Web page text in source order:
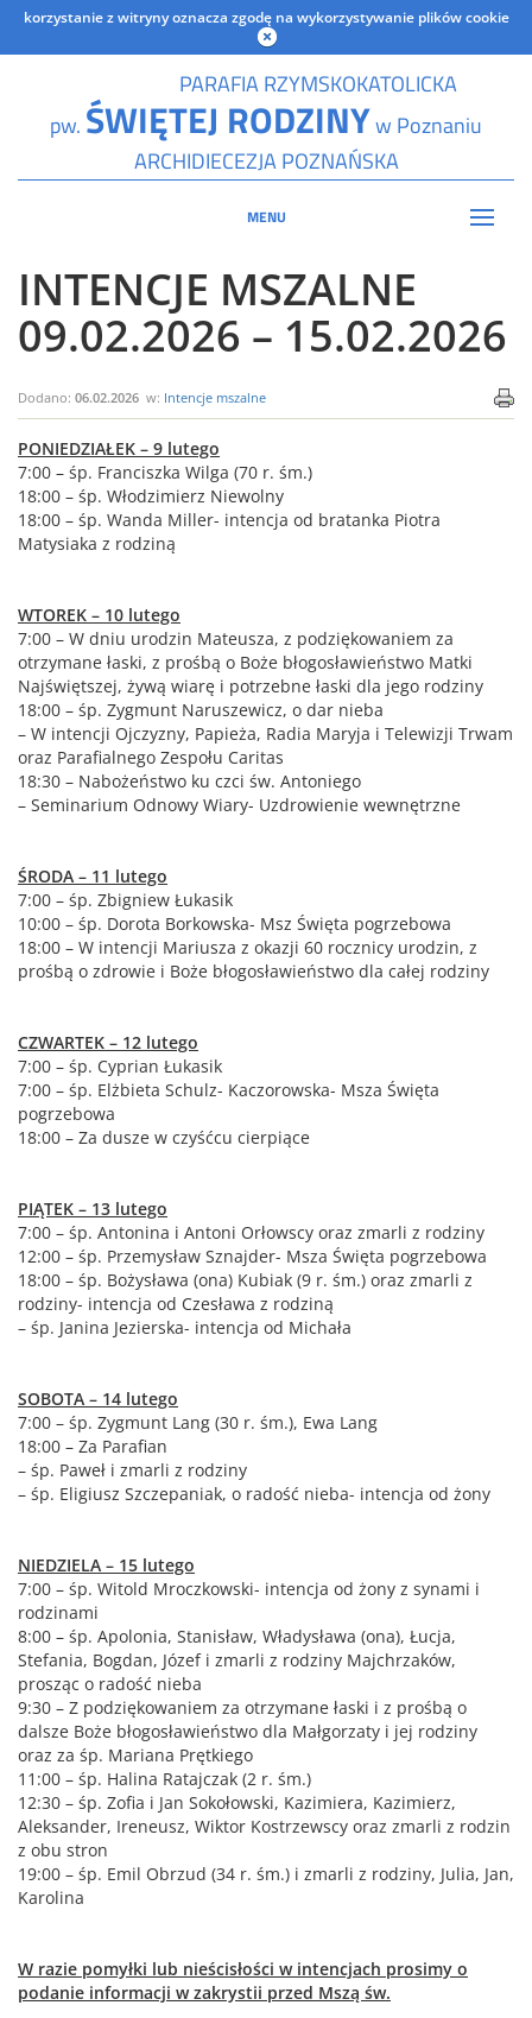
korzystanie z witryny oznacza zgodę na wykorzystywanie plików cookie
PARAFIA RZYMSKOKATOLICKA
pw. ŚWIĘTEJ RODZINYw Poznaniu
ARCHIDIECEZJA POZNAŃSKA
MENU
INTENCJE MSZALNE
09.02.2026 – 15.02.2026
Dodano: 06.02.2026 w: Intencje mszalne
PONIEDZIAŁEK – 9 lutego
7:00 – śp. Franciszka Wilga (70 r. śm.)
18:00 – śp. Włodzimierz Niewolny
18:00 – śp. Wanda Miller- intencja od bratanka Piotra
Matysiaka z rodziną
WTOREK – 10 lutego
7:00 – W dniu urodzin Mateusza, z podziękowaniem za
otrzymane łaski, z prośbą o Boże błogosławieństwo Matki
Najświętszej, żywą wiarę i potrzebne łaski dla jego rodziny
18:00 – śp. Zygmunt Naruszewicz, o dar nieba
– W intencji Ojczyzny, Papieża, Radia Maryja i Telewizji Trwam
oraz Parafialnego Zespołu Caritas
18:30 – Nabożeństwo ku czci św. Antoniego
– Seminarium Odnowy Wiary- Uzdrowienie wewnętrzne
ŚRODA – 11 lutego
7:00 – śp. Zbigniew Łukasik
10:00 – śp. Dorota Borkowska- Msz Święta pogrzebowa
18:00 – W intencji Mariusza z okazji 60 rocznicy urodzin, z
prośbą o zdrowie i Boże błogosławieństwo dla całej rodziny
CZWARTEK – 12 lutego
7:00 – śp. Cyprian Łukasik
7:00 – śp. Elżbieta Schulz- Kaczorowska- Msza Święta
pogrzebowa
18:00 – Za dusze w czyśćcu cierpiące
PIĄTEK – 13 lutego
7:00 – śp. Antonina i Antoni Orłowscy oraz zmarli z rodziny
12:00 – śp. Przemysław Sznajder- Msza Święta pogrzebowa
18:00 – śp. Bożysława (ona) Kubiak (9 r. śm.) oraz zmarli z
rodziny- intencja od Czesława z rodziną
– śp. Janina Jezierska- intencja od Michała
SOBOTA – 14 lutego
7:00 – śp. Zygmunt Lang (30 r. śm.), Ewa Lang
18:00 – Za Parafian
– śp. Paweł i zmarli z rodziny
– śp. Eligiusz Szczepaniak, o radość nieba- intencja od żony
NIEDZIELA – 15 lutego
7:00 – śp. Witold Mroczkowski- intencja od żony z synami i
rodzinami
8:00 – śp. Apolonia, Stanisław, Władysława (ona), Łucja,
Stefania, Bogdan, Józef i zmarli z rodziny Majchrzaków,
prosząc o radość nieba
9:30 – Z podziękowaniem za otrzymane łaski i z prośbą o
dalsze Boże błogosławieństwo dla Małgorzaty i jej rodziny
oraz za śp. Mariana Prętkiego
11:00 – śp. Halina Ratajczak (2 r. śm.)
12:30 – śp. Zofia i Jan Sokołowski, Kazimiera, Kazimierz,
Aleksander, Ireneusz, Wiktor Kostrzewscy oraz zmarli z rodzin
z obu stron
19:00 – śp. Emil Obrzud (34 r. śm.) i zmarli z rodziny, Julia, Jan,
Karolina
W razie pomyłki lub nieścisłości w intencjach prosimy o
podanie informacji w zakrystii przed Mszą św.